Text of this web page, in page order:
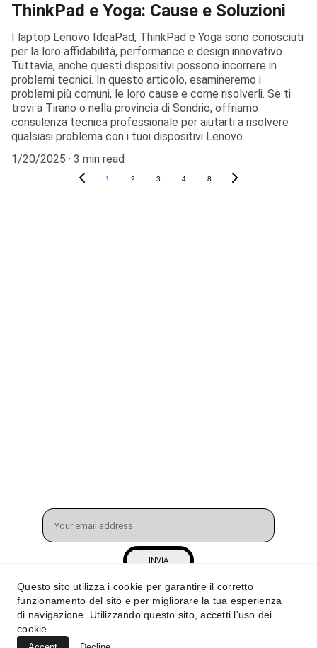
ThinkPad e Yoga: Cause e Soluzioni
I laptop Lenovo IdeaPad, ThinkPad e Yoga sono conosciuti
per la loro affidabilità, performance e design innovativo.
Tuttavia, anche questi dispositivi possono incorrere in
problemi tecnici. In questo articolo, esamineremo i
problemi più comuni, le loro cause e come risolverli. Se ti
trovi a Tirano o nella provincia di Sondrio, offriamo
consulenza tecnica professionale per aiutarti a risolvere
qualsiasi problema con i tuoi dispositivi Lenovo.
1/20/2025
3 min read
1 2 3 4 8
© 2025. All rights reserved.
INVIA
Questo sito utilizza i cookie per garantire il corretto
funzionamento del sito e per migliorare la tua esperienza
di navigazione. Utilizzando questo sito, accetti l'uso dei
cookie.